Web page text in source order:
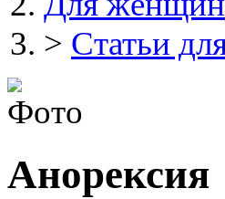
> Статьи
Анорексия